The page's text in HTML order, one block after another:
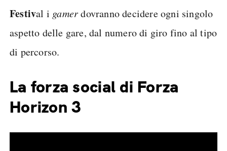
Festival i gamerdovranno decidere ogni singolo
aspetto delle gare, dal numero di giro fino al tipo
di percorso.
La forza social di Forza
Horizon 3